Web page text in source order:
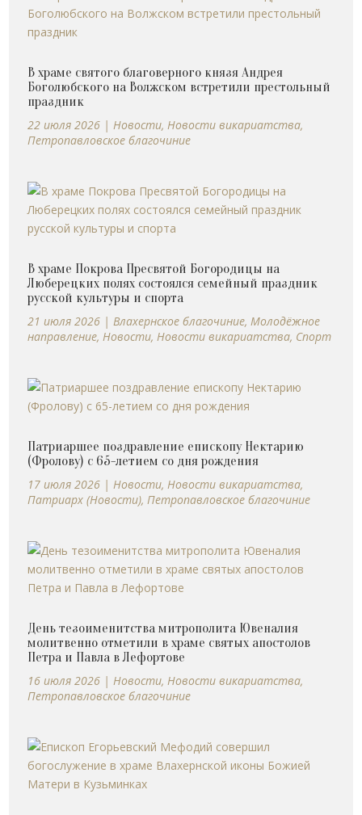
В храме святого благоверного князя Андрея
Боголюбского на Волжском встретили престольный
праздник
22 июля 2026 | Новости, Новости викариатства,
Петропавловское благочиние
В храме Покрова Пресвятой Богородицы на
Люберецких полях состоялся семейный праздник
русской культуры и спорта
21 июля 2026 | Влахернское благочиние, Молодёжное
направление, Новости, Новости викариатства, Спорт
Патриаршее поздравление епископу Нектарию
(Фролову) с 65-летием со дня рождения
17 июля 2026 | Новости, Новости викариатства,
Патриарх (Новости), Петропавловское благочиние
День тезоименитства митрополита Ювеналия
молитвенно отметили в храме святых апостолов
Петра и Павла в Лефортове
16 июля 2026 | Новости, Новости викариатства,
Петропавловское благочиние